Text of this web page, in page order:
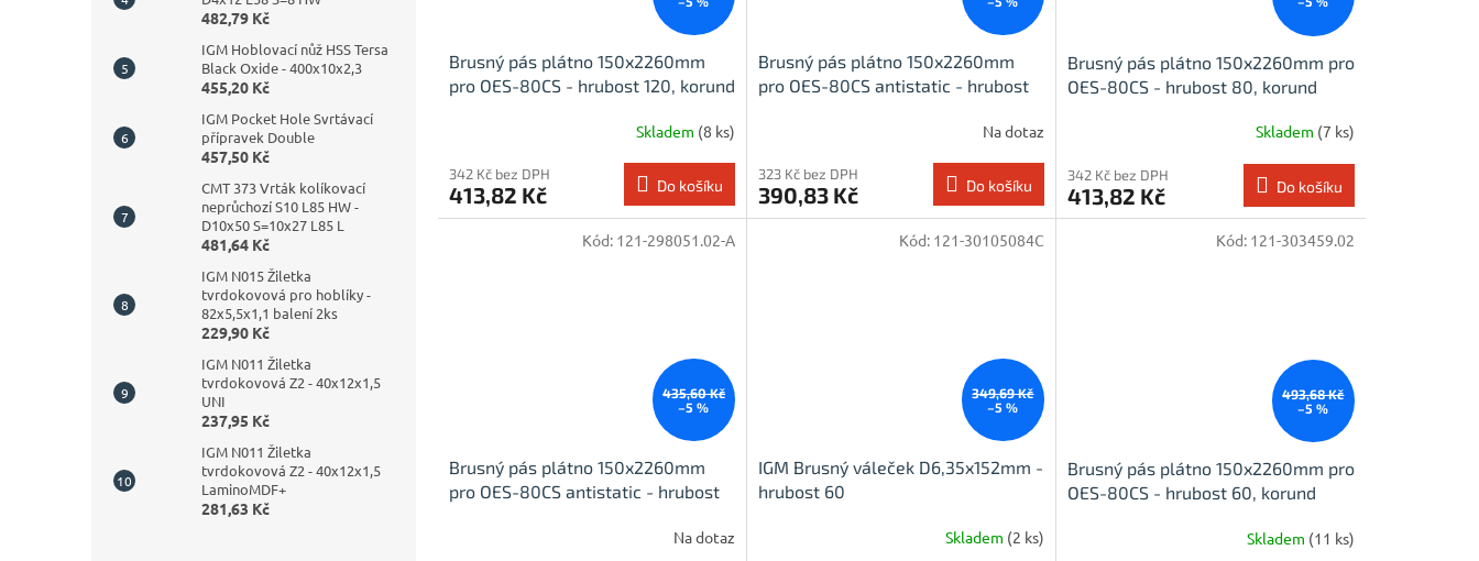
482,79 Kč
IGM Hoblovací nůž HSS Tersa
Black Oxide - 400x10x2,3
455,20 Kč
IGM Pocket Hole Svrtávací
přípravek Double
457,50 Kč
CMT 373 Vrták kolíkovací
neprůchozí S10 L85 HW -
D10x50 S=10x27 L85 L
481,64 Kč
IGM N015 Žiletka
tvrdokovová pro hoblíky -
82x5,5x1,1 balení 2ks
229,90 Kč
IGM N011 Žiletka
tvrdokovová Z2 - 40x12x1,5
UNI
237,95 Kč
IGM N011 Žiletka
tvrdokovová Z2 - 40x12x1,5
LaminoMDF+
281,63 Kč
Brusný pás plátno 150x2260mm
pro OES-80CS - hrubost 120, korund
Skladem (8 ks)
342 Kč bez DPH
413,82 Kč Do košíku
Brusný pás plátno 150x2260mm
pro OES-80CS antistatic - hrubost
Na dotaz
323 Kč bez DPH
390,83 Kč Do košíku
Brusný pás plátno 150x2260mm pro
OES-80CS - hrubost 80, korund
Skladem (7 ks)
342 Kč bez DPH
413,82 Kč Do košíku
435,60 Kč
–5 %
Brusný pás plátno 150x2260mm
pro OES-80CS antistatic - hrubost
Na dotaz
Kód: 121-298051.02-A
349,69 Kč
–5 %
IGM Brusný váleček D6,35x152mm -
hrubost 60
Skladem (2 ks)
Kód: 121-30105084C
493,68 Kč
–5 %
Brusný pás plátno 150x2260mm pro
OES-80CS - hrubost 60, korund
Skladem (11 ks)
Kód: 121-303459.02